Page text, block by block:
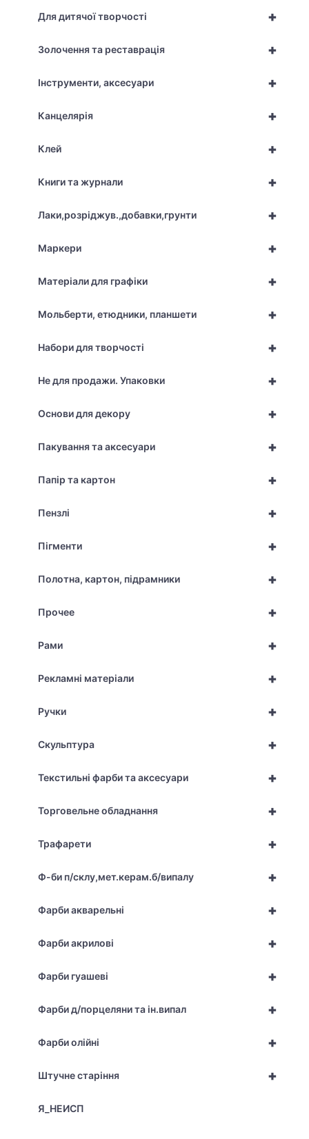
+
Для дитячої творчості
+
Золочення та реставрація
+
Інструменти, аксесуари
+
Канцелярія
+
Клей
+
Книги та журнали
+
Лаки,розріджув.,добавки,грунти
+
Маркери
+
Матеріали для графіки
+
Мольберти, етюдники, планшети
+
Набори для творчості
+
Не для продажи. Упаковки
+
Основи для декору
+
Пакування та аксесуари
+
Папір та картон
+
Пензлі
+
Пігменти
+
Полотна, картон, підрамники
+
Прочее
+
Рами
+
Рекламні матеріали
+
Ручки
+
Скульптура
+
Текстильні фарби та аксесуари
+
Торговельне обладнання
+
Трафарети
+
Ф-би п/склу,мет.керам.б/випалу
+
Фарби акварельні
+
Фарби акрилові
+
Фарби гуашеві
+
Фарби д/порцеляни та ін.випал
+
Фарби олійні
+
Штучне старіння
Я_НЕИСП